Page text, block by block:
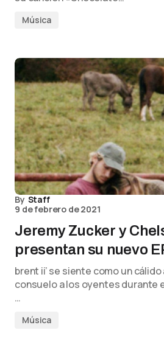
Música
By Staff
9 de febrero de 2021
Jeremy Zucker y
presentan su nuevo
brent ii’ se siente como un
consuelo a los oyentes durante
…
Música